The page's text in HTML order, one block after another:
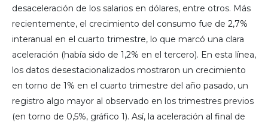
desaceleración de los salarios en dólares, entre otros. Más
recientemente, el crecimiento del consumo fue de 2,7%
interanual en el cuarto trimestre, lo que marcó una clara
aceleración (había sido de 1,2% en el tercero). En esta línea,
los datos desestacionalizados mostraron un crecimiento
en torno de 1% en el cuarto trimestre del año pasado, un
registro algo mayor al observado en los trimestres previos
(en torno de 0,5%, gráfico 1). Así, la aceleración al final de